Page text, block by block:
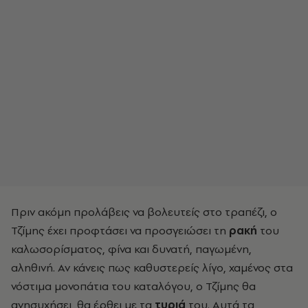
Πριν ακόμη προλάβεις να βολευτείς στο τραπέζι, ο
Τζίμης έχει προφτάσει να προσγειώσει τη ρακή του
καλωσορίσματος, φίνα και δυνατή, παγωμένη,
αληθινή. Αν κάνεις πως καθυστερείς λίγο, χαμένος στα
νόστιμα μονοπάτια του καταλόγου, ο Τζίμης θα
ανησυχήσει, θα έρθει με τα τυριά του. Αυτά τα